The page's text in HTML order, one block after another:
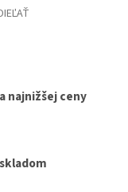
najnižšej ceny